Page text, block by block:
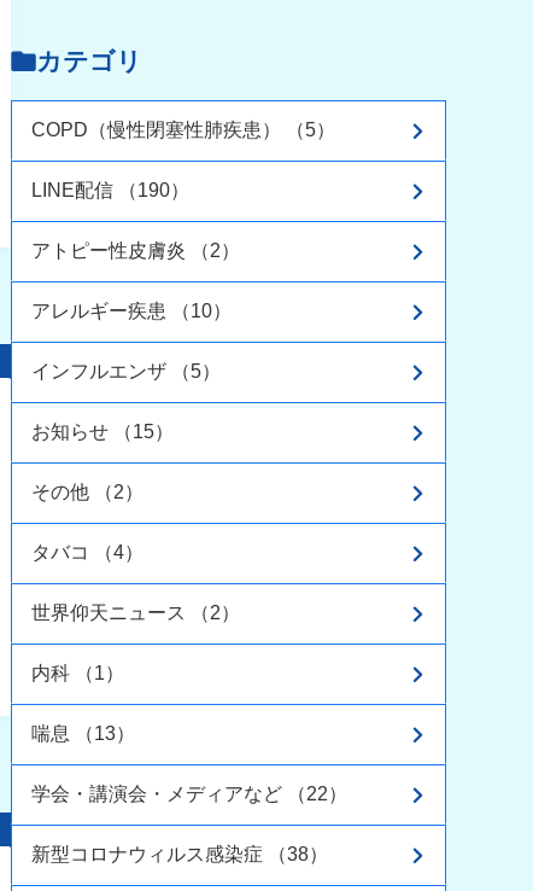
カテゴリ
COPD（慢性閉塞性肺疾患） （5）
LINE配信 （190）
アトピー性皮膚炎 （2）
アレルギー疾患 （10）
インフルエンザ （5）
お知らせ （15）
その他 （2）
タバコ （4）
世界仰天ニュース （2）
内科 （1）
喘息 （13）
学会・講演会・メディアなど （22）
新型コロナウィルス感染症 （38）